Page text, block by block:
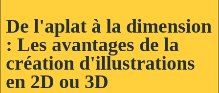
De l'aplat à la dimension
: Les avantages de la
création d'illustrations
en 2D ou 3D